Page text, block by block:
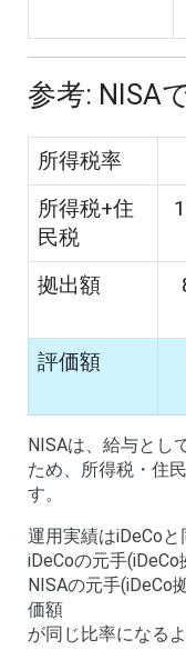
参考: NISA
所得税率
所得税+住
民税
拠出額
評価額
NISAは、給与とし
ため、所得税・住
す。
運用実績はiDeCoと
iDeCoの元手
NISAの元手(iDeCo
価額
が同じ比率になる